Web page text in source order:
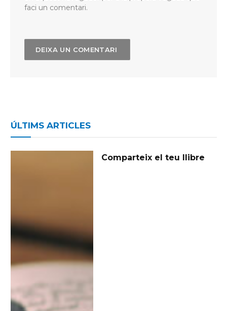
faci un comentari.
ÚLTIMS ARTICLES
Comparteix el teu llibre